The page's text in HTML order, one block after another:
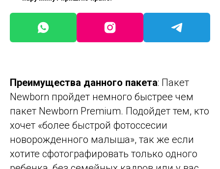
Преимущества данного пакета: Пакет
Newborn пройдет немного быстрее чем
пакет Newborn Premium. Подойдет тем, кто
хочет «более быстрой фотоссесии
новорожденного малыша», так же если
хотите сфотографировать только одного